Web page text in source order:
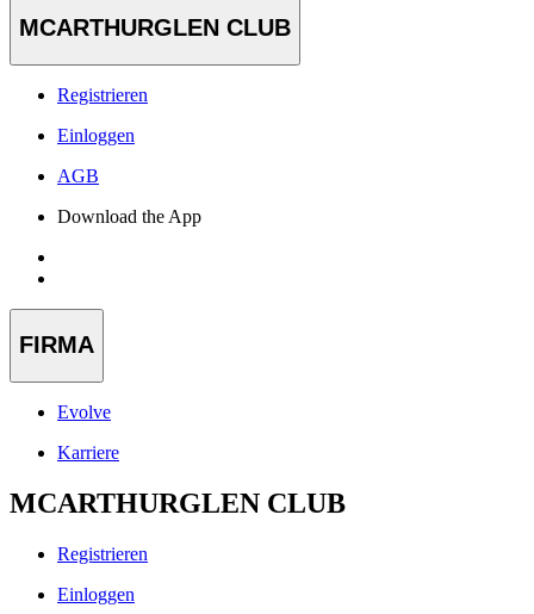
MCARTHURGLEN CLUB
Registrieren
Einloggen
AGB
Download the App
FIRMA
Evolve
Karriere
MCARTHURGLEN CLUB
Registrieren
Einloggen